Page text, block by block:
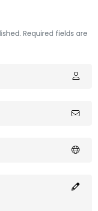
Required fields are